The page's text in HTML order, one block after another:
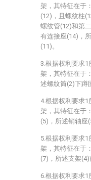
架，其特征在于
(12)，且螺纹柱
螺纹管(12)和第
有连接座(14)，
(11)。
3.根据权利要求1
架，其特征在于
述螺纹筒(2)下蹲
4.根据权利要求
架，其特征在于
(5)，所述销轴座
5.根据权利要求
架，其特征在于
(7)，所述支架(4)
6.根据权利要求